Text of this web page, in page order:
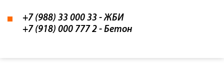
+7 (988) 33 000 33 - ЖБИ
+7 (918) 000 777 2 - Бетон